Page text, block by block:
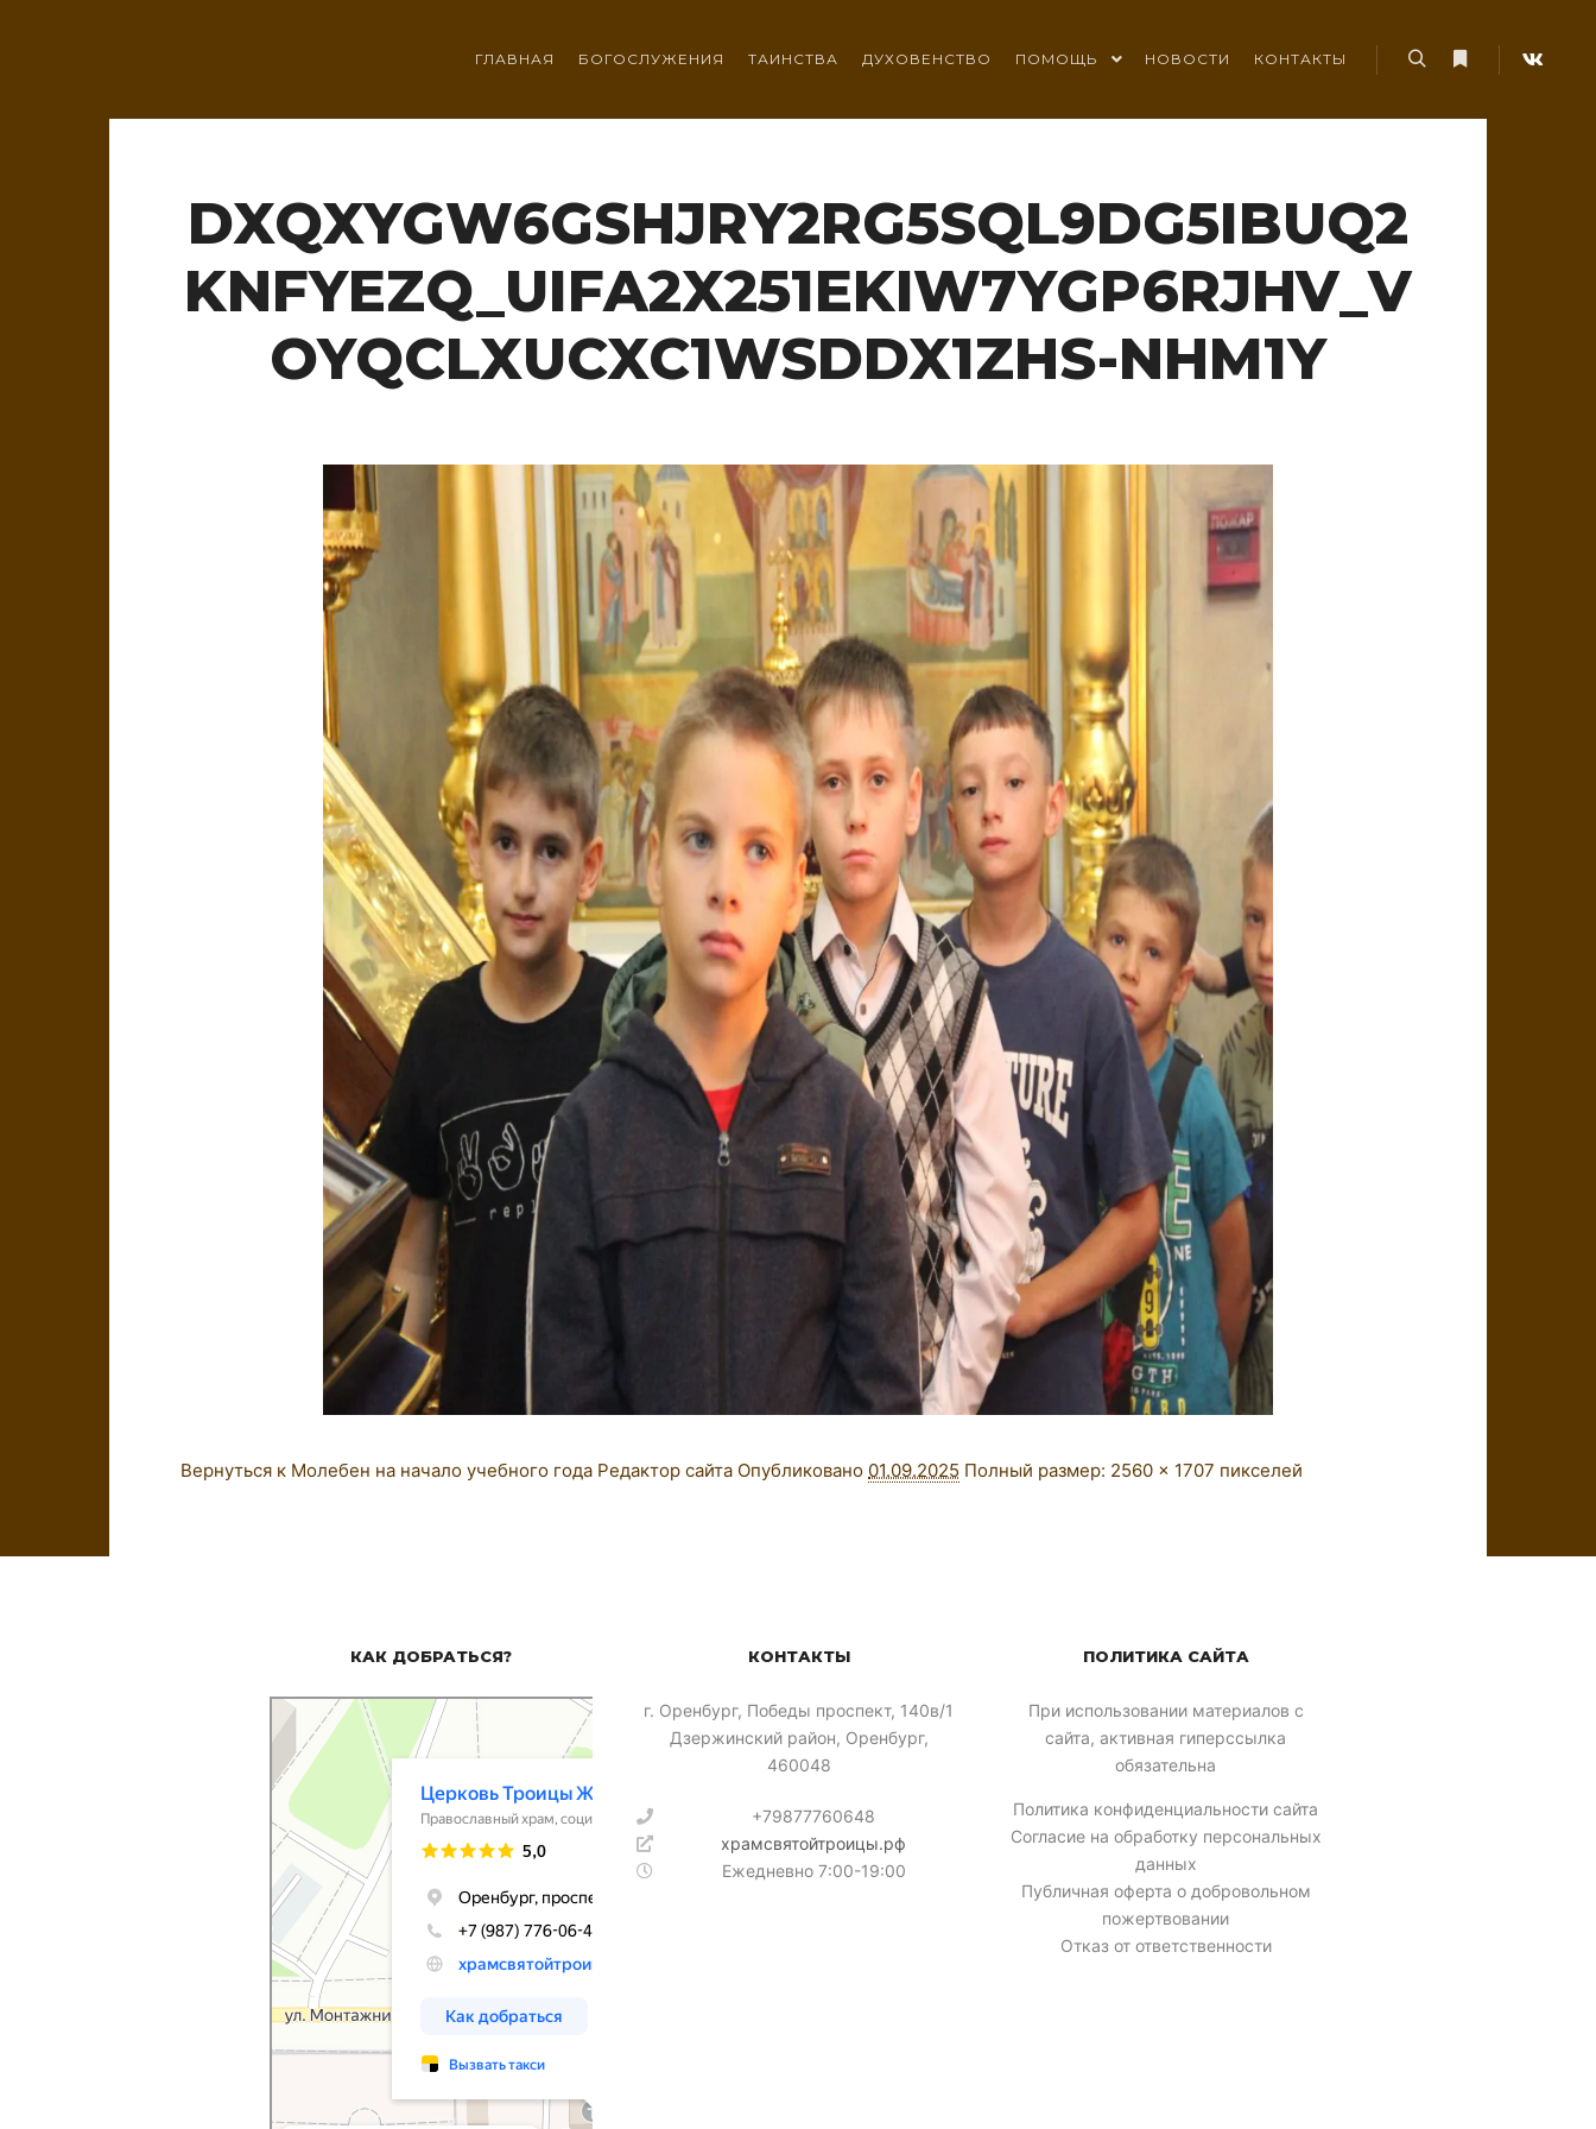
ГЛАВНАЯ БОГОСЛУЖЕНИЯ ТАИНСТВА ДУХОВЕНСТВО ПОМОЩЬ НОВОСТИ
КОНТАКТЫ
DXQXYGW6GSHJRY2RG5SQL9DG5IBUQ2
KNFYEZQ_UIFA2X251EKIW7YGP6RJHV_V
OYQCLXUCXC1WSDDX1ZHS-NHM1Y
Вернуться к Молебен на начало учебного года Редактор сайта Опубликовано 01.09.2025 Полный размер: 2560 × 1707 пикселей
КАК ДОБРАТЬСЯ?
Церковь Троицы Живоначальной
Православный храм в Оренбурге
КОНТАКТЫ
​г. Оренбург, Победы проспект, 140в/1
Дзержинский район, Оренбург,
460048
+79877760648
храмсвятойтроицы.рф
Ежедневно 7:00-19:00
ПОЛИТИКА САЙТА
При использовании материалов с
сайта, активная гиперссылка
обязательна
Политика конфиденциальности сайта
Согласие на обработку персональных
данных
Публичная оферта о добровольном
пожертвовании
Отказ от ответственности